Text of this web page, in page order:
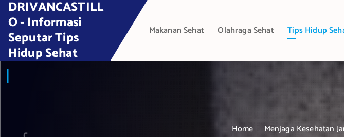
DRIVANCASTILL
O - Informasi
Seputar Tips
Hidup Sehat
Makanan Sehat Olahraga Sehat Tips Hidup
Home Menjaga Kesehatan